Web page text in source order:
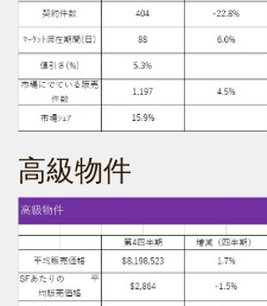
高級物件